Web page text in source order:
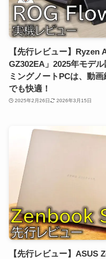
【先行レビュー】Ryzen
GZ302EA」2025年モデ
ミングノートPCは、動
でも快適！
2025年2月26日 2026年3月15日
【先行レビュー】ASUS